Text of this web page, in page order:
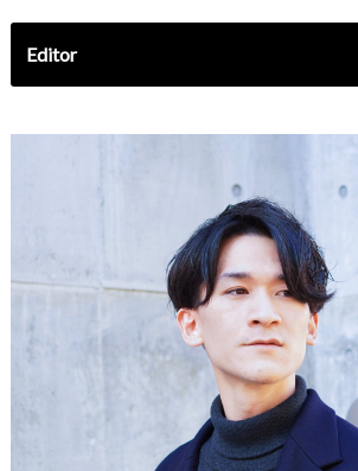
Editor